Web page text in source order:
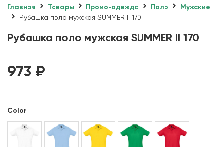
Главная Товары Промо-одежда Поло
Мужские
Рубашка поло мужская SUMMER II 170
Рубашка поло мужская SUMMER II 170
973 ₽
Color